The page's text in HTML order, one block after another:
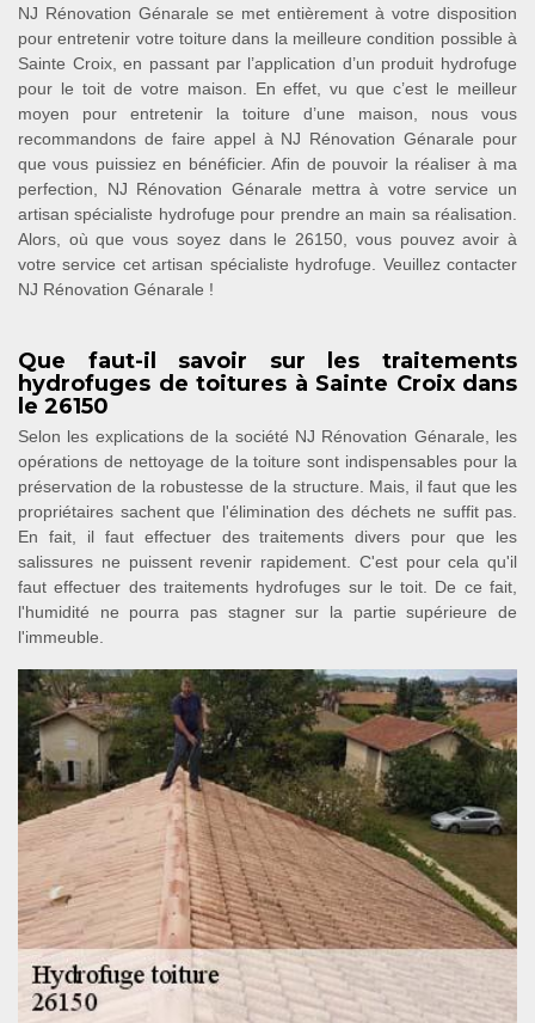
NJ Rénovation Génarale se met entièrement à votre disposition
pour entretenir votre toiture dans la meilleure condition possible à
Sainte Croix, en passant par l’application d’un produit hydrofuge
pour le toit de votre maison. En effet, vu que c’est le meilleur
moyen pour entretenir la toiture d’une maison, nous vous
recommandons de faire appel à NJ Rénovation Génarale pour
que vous puissiez en bénéficier. Afin de pouvoir la réaliser à ma
perfection, NJ Rénovation Génarale mettra à votre service un
artisan spécialiste hydrofuge pour prendre an main sa réalisation.
Alors, où que vous soyez dans le 26150, vous pouvez avoir à
votre service cet artisan spécialiste hydrofuge. Veuillez contacter
NJ Rénovation Génarale !
Que faut-il savoir sur les traitements
hydrofuges de toitures à Sainte Croix dans
le 26150
Selon les explications de la société NJ Rénovation Génarale, les
opérations de nettoyage de la toiture sont indispensables pour la
préservation de la robustesse de la structure. Mais, il faut que les
propriétaires sachent que l'élimination des déchets ne suffit pas.
En fait, il faut effectuer des traitements divers pour que les
salissures ne puissent revenir rapidement. C'est pour cela qu'il
faut effectuer des traitements hydrofuges sur le toit. De ce fait,
l'humidité ne pourra pas stagner sur la partie supérieure de
l'immeuble.